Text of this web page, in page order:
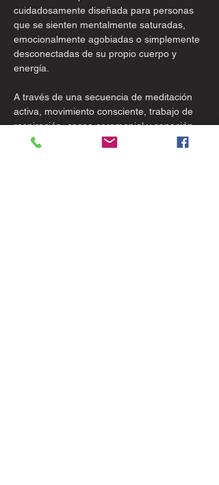
cuidadosamente diseñada para personas
que se sienten mentalmente saturadas,
emocionalmente agobiadas o simplemente
desconectadas de su propio cuerpo y
energía.
A través de una secuencia de meditación
activa, movimiento consciente, trabajo de
respiración, cacao ceremonial y sanación
con sonido en vivo, atravesarás capas de